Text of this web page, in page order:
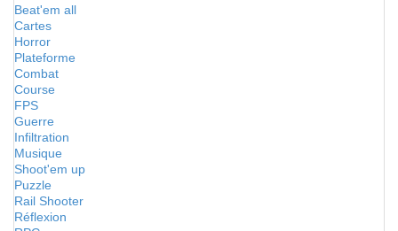
Beat'em all
Cartes
Horror
Plateforme
Combat
Course
FPS
Guerre
Infiltration
Musique
Shoot'em up
Puzzle
Rail Shooter
Réflexion